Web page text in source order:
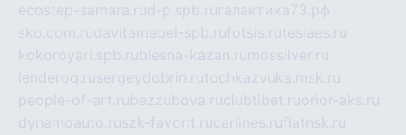
ecostep-samara.rud-p.spb.ru галактика73.рф
sko.com.rudavitamebel-spb.rufotsis.rutesiaes.ru
kokoroyari.spb.rublesna-kazan.ru mossilver.ru
lenderoq.rusergeydobrin.rutochkazvuka.msk.ru
people-of-art.rubezzubova.ruclubtibet.ruorior-aks.ru
dynamoauto.ruszk-favorit.rucarlines.ruflatnsk.ru